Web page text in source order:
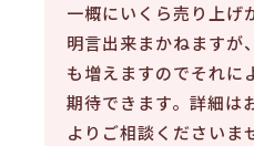
一概にいくら売り上げ
明言出来まかねますが
も増えますのでそれに
期待できます。詳細は
よりご相談くださいま